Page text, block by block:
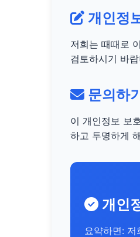
개인정
저희는 때때로
검토하시기 바
문의하기
이 개인정보 보
하고 투명하게
개인
요약하면: